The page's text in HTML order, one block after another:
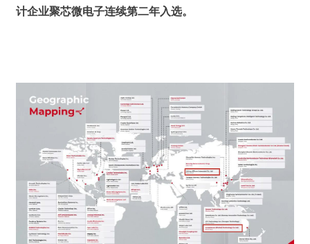
计企业聚芯微电子连续第二年入选。